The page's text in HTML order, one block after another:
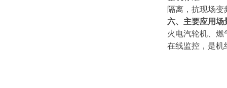
隔离，抗现场
六、主要应用场
火电汽轮机、
在线监控，是机